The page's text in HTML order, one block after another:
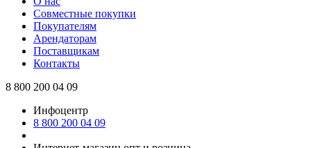
Совместные покупки
Покупателям
Арендаторам
Поставщикам
Контакты
8 800 200 04 09
Инфоцентр
8 800 200 04 09